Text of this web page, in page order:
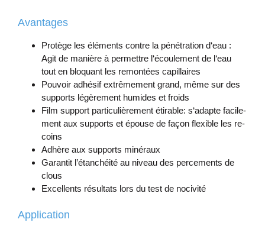
Avantages
Protège les élé­ments contre la pénétra­tion d‘eau :
Agit de man­ière à per­mettre l‘écoule­ment de l‘eau
tout en blo­quant les re­montées ca­pil­laires
Pouvoir ad­hésif ex­trêm­ement grand, même sur des
sup­ports légère­ment hu­mides et froids
Film sup­port par­ticulière­ment étir­able: s‘ad­apte fa­cile­
ment aux sup­ports et épouse de façon flex­ible les re­
coins
Ad­hère aux sup­ports minéraux
Garantit l’étanchéité au niveau des perce­ments de
clous
Ex­cel­lents ré­sultats lors du test de nociv­ité
Application